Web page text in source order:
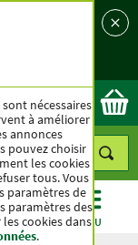
MENU
nécessaires
à améliorer
annonces
pouvez choisir
les cookies
tous. Vous
paramètres de
paramètres des
cookies dans
.